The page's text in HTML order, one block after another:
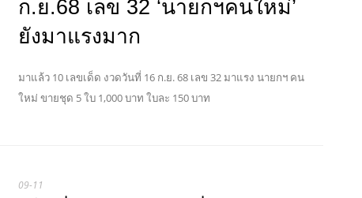
ก.ย.68 เลข 32 ‘นายกฯคนใหม่’
ยังมาแรงมาก
มาแล้ว 10 เลขเด็ด งวดวันที่ 16 ก.ย. 68 เลข 32 มาแรง นายกฯ คน
ใหม่ ขายชุด 5 ใบ 1,000 บาท ใบละ 150 บาท
09-11